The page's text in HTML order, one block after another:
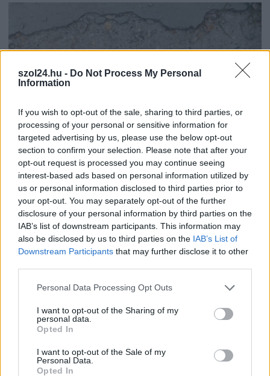
szol24.hu - Do Not Process My Personal
Information
If you wish to opt-out of the sale, sharing to third parties, or
processing of your personal or sensitive information for
targeted advertising by us, please use the below opt-out
section to confirm your selection. Please note that after your
opt-out request is processed you may continue seeing
interest-based ads based on personal information utilized by
us or personal information disclosed to third parties prior to
your opt-out. You may separately opt-out of the further
disclosure of your personal information by third parties on the
IAB’s list of downstream participants. This information may
also be disclosed by us to third parties on the IAB’s List of
Downstream Participants that may further disclose it to other
Please note that this website/app uses one or more Google
not limited to your visit or usage behaviour. You may click to
grant or deny consent to Google and its third-party tags to
use your data for below specified purposes in below Google
consent section.
Personal Data Processing Opt Outs
I want to opt-out of the Sharing of my
personal data.
Opted In
I want to opt-out of the Sale of my
Personal Data.
Opted In
2026.08.06. Kiss Lajos
Csendélet 5.0: alig balesetveszélyes lépcső és
remek állapotban levő buszmegálló mutatja, hogy
Szolnok mennyire élhető város
Ha csak ezeket a képeket látnánk, azt gondolnánk, hogy az
egyik leglepusztultabb balkáni vidéken járunk, de...